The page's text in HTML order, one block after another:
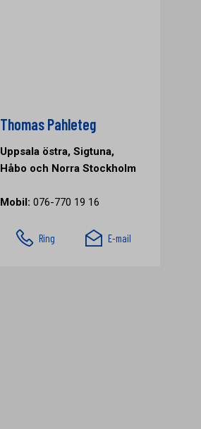
Thomas Pahleteg
Uppsala östra, Sigtuna,
Håbo och Norra Stockholm
Mobil: 076-770 19 16
Ring E-mail